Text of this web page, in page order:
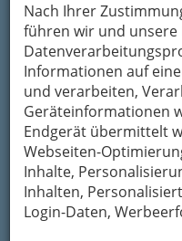
Nach Ihrer
führen wir und
Informationen auf
und verarbeiten,
Geräteinformationen
Endgerät übermittelt
Webseiten-
Inhalte,
Inhalten,
Login-Daten,
Elektrohandel
Tipps
Der Handel